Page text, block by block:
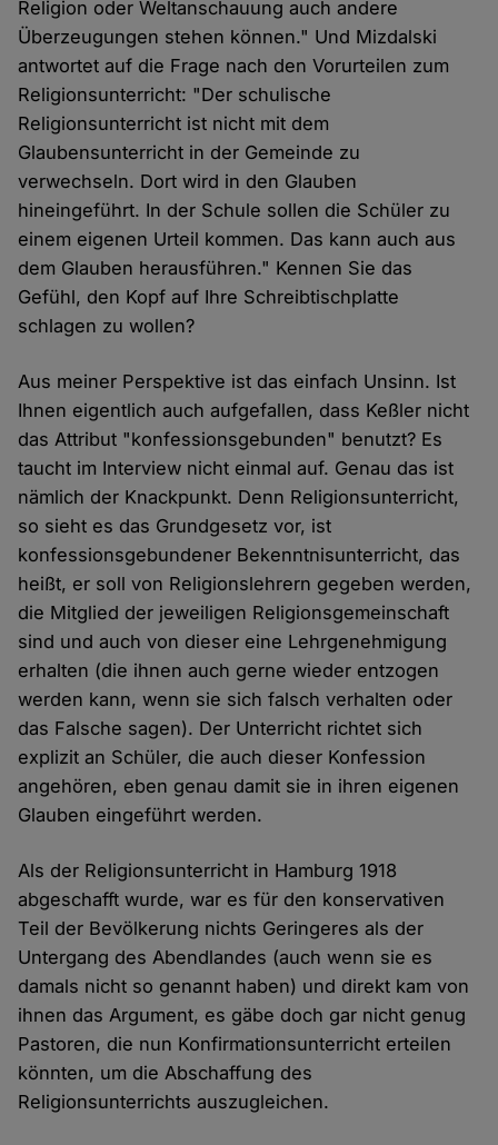
Religion oder Weltanschauung auch andere
Überzeugungen stehen können." Und Mizdalski
antwortet auf die Frage nach den Vorurteilen zum
Religionsunterricht: "Der schulische
Religionsunterricht ist nicht mit dem
Glaubensunterricht in der Gemeinde zu
verwechseln. Dort wird in den Glauben
hineingeführt. In der Schule sollen die Schüler zu
einem eigenen Urteil kommen. Das kann auch aus
dem Glauben herausführen." Kennen Sie das
Gefühl, den Kopf auf Ihre Schreibtischplatte
schlagen zu wollen?
Aus meiner Perspektive ist das einfach Unsinn. Ist
Ihnen eigentlich auch aufgefallen, dass Keßler nicht
das Attribut "konfessionsgebunden" benutzt? Es
taucht im Interview nicht einmal auf. Genau das ist
nämlich der Knackpunkt. Denn Religionsunterricht,
so sieht es das Grundgesetz vor, ist
konfessionsgebundener Bekenntnisunterricht, das
heißt, er soll von Religionslehrern gegeben werden,
die Mitglied der jeweiligen Religionsgemeinschaft
sind und auch von dieser eine Lehrgenehmigung
erhalten (die ihnen auch gerne wieder entzogen
werden kann, wenn sie sich falsch verhalten oder
das Falsche sagen). Der Unterricht richtet sich
explizit an Schüler, die auch dieser Konfession
angehören, eben genau damit sie in ihren eigenen
Glauben eingeführt werden.
Als der Religionsunterricht in Hamburg 1918
abgeschafft wurde, war es für den konservativen
Teil der Bevölkerung nichts Geringeres als der
Untergang des Abendlandes (auch wenn sie es
damals nicht so genannt haben) und direkt kam von
ihnen das Argument, es gäbe doch gar nicht genug
Pastoren, die nun Konfirmationsunterricht erteilen
könnten, um die Abschaffung des
Religionsunterrichts auszugleichen.